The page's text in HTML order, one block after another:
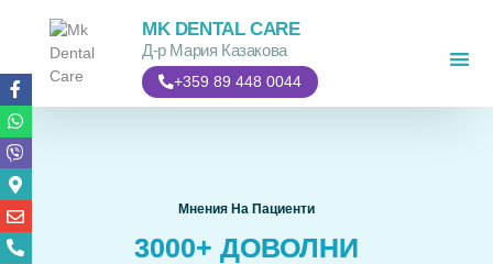
Facebook-
f
Whatsapp
Viber
Map-
marker-
alt
Envelope
Phone-
alt
MK DENTAL CARE
Д-р Мария Казакова
+359 89 448 0044
Мнения На Пациенти​
3000+ ДОВОЛНИ